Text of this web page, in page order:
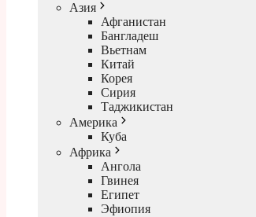
Азия
Афганистан
Бангладеш
Вьетнам
Китай
Корея
Сирия
Таджикистан
Америка
Куба
Африка
Ангола
Гвинея
Египет
Эфиопия